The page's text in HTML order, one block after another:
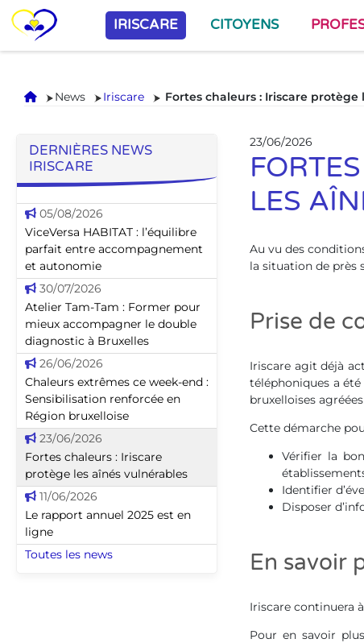
IRISCARE CITOYENS
Accueil
News Iriscare Fortes chaleurs : Iriscare protège
DERNIÈRES NEWS
IRISCARE
05/08/2026
ViceVersa HABITAT : l’équilibre
parfait entre accompagnement
et autonomie
30/07/2026
Atelier Tam-Tam : Former pour
mieux accompagner le double
diagnostic à Bruxelles
26/06/2026
Chaleurs extrêmes ce week-end :
Sensibilisation renforcée en
Région bruxelloise
23/06/2026
Fortes chaleurs : Iriscare
protège les aînés vulnérables
11/06/2026
Le rapport annuel 2025 est en
ligne
Toutes les news
23/06/2026
LES
Au vu des
la situation de près
Prise de
Iriscare agit déjà
téléphoniques a été
bruxelloises
Cette démarche
Vérifier la
Identifier
Disposer
En savoir
Iriscare continuera
Pour en savoir